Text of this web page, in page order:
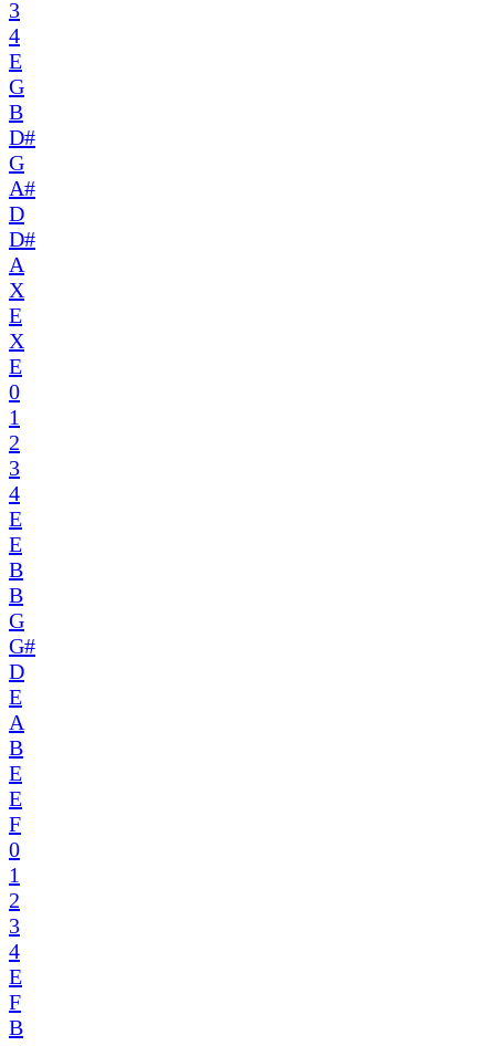
3
4
E
G
B
D#
G
A#
D
D#
A
X
E
X
E
0
1
2
3
4
E
E
B
B
G
G#
D
E
A
B
E
E
F
0
1
2
3
4
E
F
B